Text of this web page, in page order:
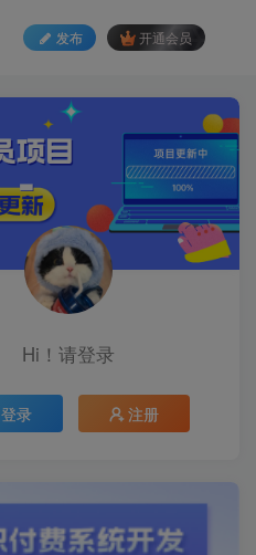
发布 开通会员
Hi！请登录
登录 注册